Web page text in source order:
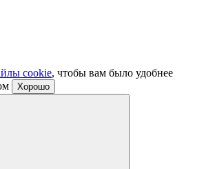
cookie, чтобы вам было удобнее
Хорошо